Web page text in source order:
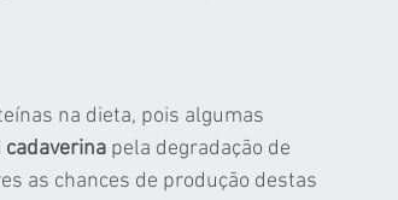
na dieta, pois algumas
cadaverina pela degradação de
as chances de produção destas